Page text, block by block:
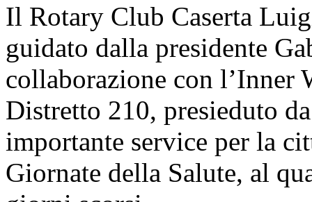
Il Rotary Club Caserta
guidato dalla presidente
collaborazione con l’Inner
Distretto 210, presieduto
importante service per la
Giornate della Salute, al